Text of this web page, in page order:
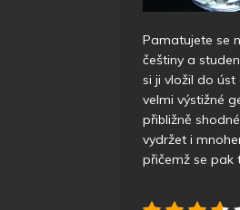
Pamatujete se
češtiny a
si ji vložil do
velmi výstižné
přibližně
vydržet i
přičemž se pak